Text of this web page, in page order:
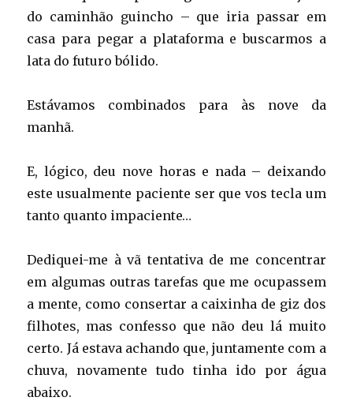
do caminhão guincho – que iria passar em
casa para pegar a plataforma e buscarmos a
lata do futuro bólido.
Estávamos combinados para às nove da
manhã.
E, lógico, deu nove horas e nada – deixando
este usualmente paciente ser que vos tecla um
tanto quanto impaciente…
Dediquei-me à vã tentativa de me concentrar
em algumas outras tarefas que me ocupassem
a mente, como consertar a caixinha de giz dos
filhotes, mas confesso que não deu lá muito
certo. Já estava achando que, juntamente com a
chuva, novamente tudo tinha ido por água
abaixo.